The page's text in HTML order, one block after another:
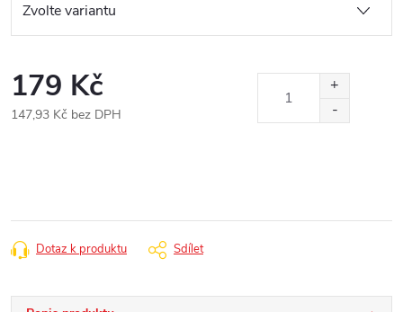
179 Kč
147,93 Kč bez DPH
Dotaz k produktu Sdílet